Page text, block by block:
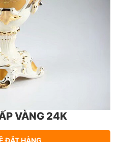
VÀNG 24K
ĐẶT HÀNG